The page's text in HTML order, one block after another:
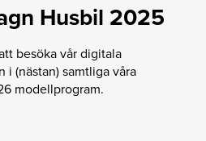
Husbil 2025
besöka vår digitala
(nästan) samtliga våra
modellprogram.